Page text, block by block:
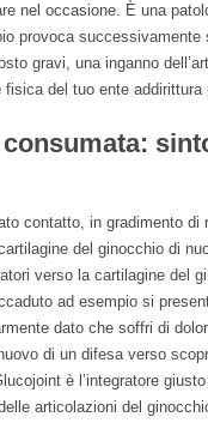
nel occasione. È una
provoca successivamente
gravi, una inganno
del tuo ente
contatto, in gradimento di
del ginocchio di
verso la cartilagine del
ad esempio si
dato che soffri di
di un difesa verso
è l’integratore
articolazioni del